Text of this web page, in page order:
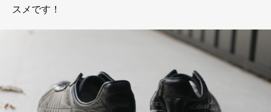
スメです！